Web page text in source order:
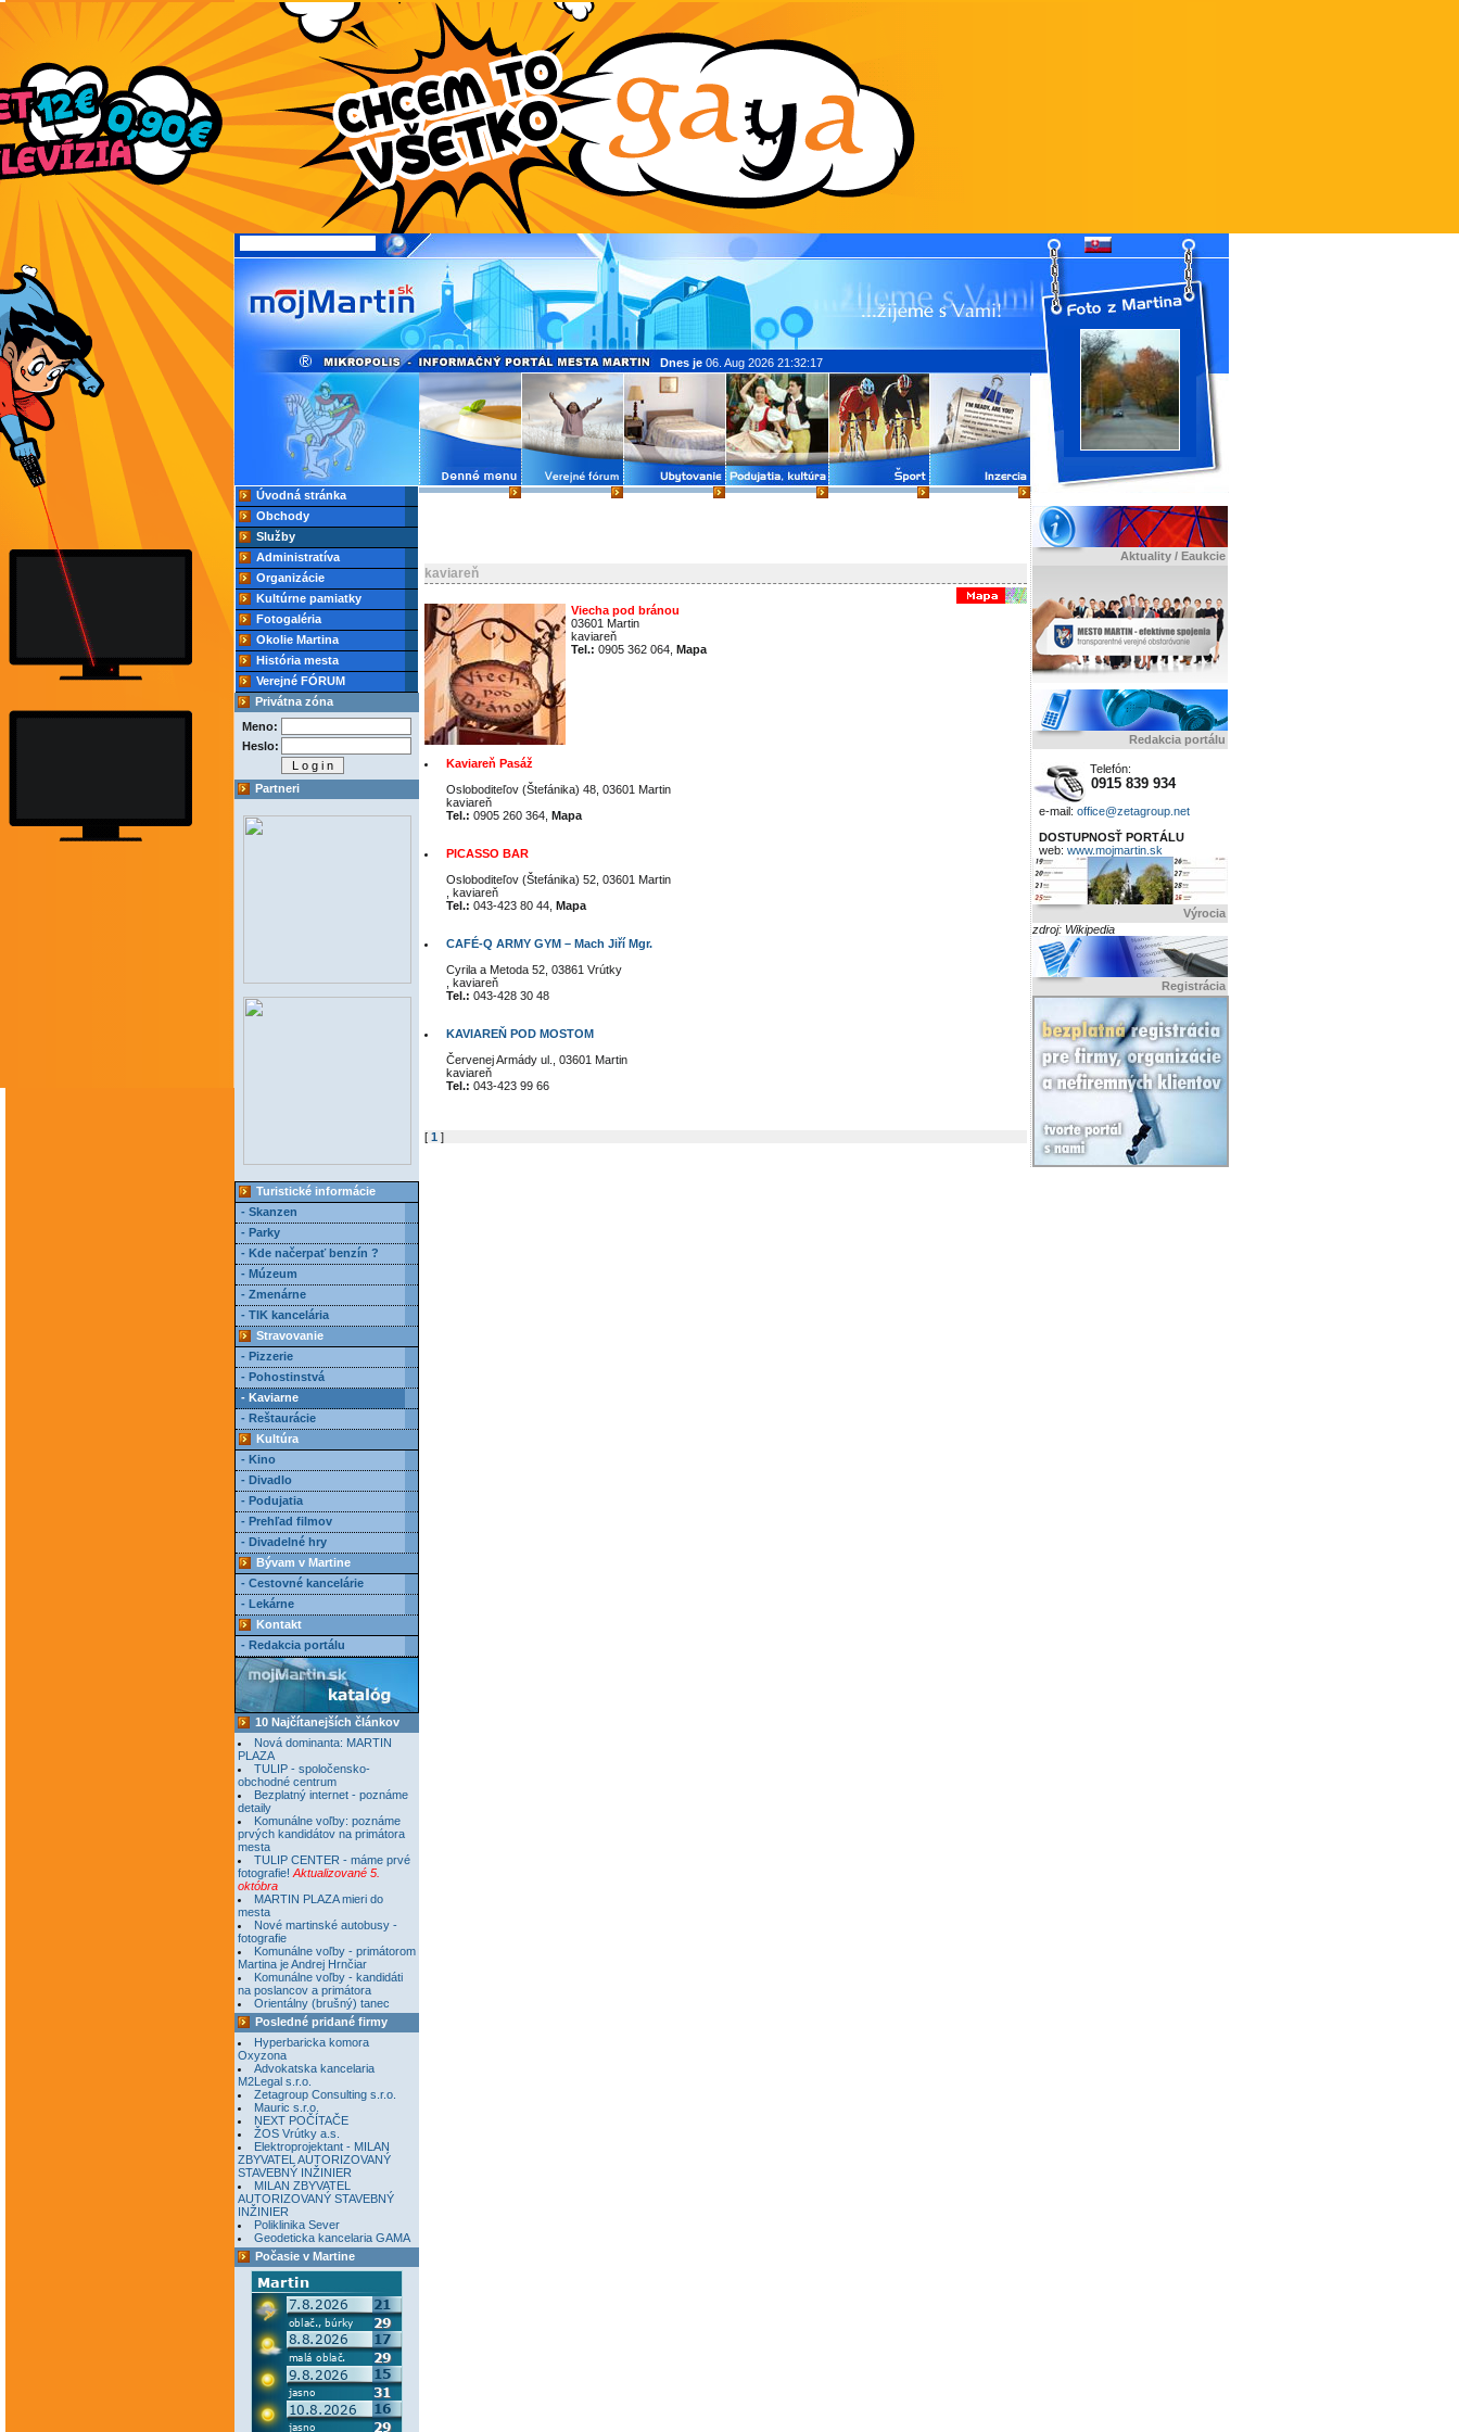
Úvodná stránka
Obchody
Služby
Administratíva
Organizácie
Kultúrne pamiatky
Fotogaléria
Okolie Martina
História mesta
Verejné FÓRUM
Privátna zóna
Meno:
Heslo:
Partneri
Turistické informácie
- Skanzen
- Parky
- Kde načerpať benzín ?
- Múzeum
- Zmenárne
- TIK kancelária
Stravovanie
- Pizzerie
- Pohostinstvá
- Kaviarne
- Reštaurácie
Kultúra
- Kino
- Divadlo
- Podujatia
- Prehľad filmov
- Divadelné hry
Bývam v Martine
- Cestovné kancelárie
- Lekárne
Kontakt
- Redakcia portálu
10 Najčítanejších článkov
Nová dominanta: MARTIN
PLAZA
TULIP - spoločensko-
obchodné centrum
Bezplatný internet - poznáme
detaily
Komunálne voľby: poznáme
prvých kandidátov na primátora
mesta
TULIP CENTER - máme prvé
fotografie! Aktualizované 5.
októbra
MARTIN PLAZA mieri do
mesta
Nové martinské autobusy -
fotografie
Komunálne voľby - primátorom
Martina je Andrej Hrnčiar
Komunálne voľby - kandidáti
na poslancov a primátora
Orientálny (brušný) tanec
Posledné pridané firmy
Hyperbaricka komora
Oxyzona
Advokatska kancelaria
M2Legal s.r.o.
Zetagroup Consulting s.r.o.
Mauric s.r.o.
NEXT POČÍTAČE
ŽOS Vrútky a.s.
Elektroprojektant - MILAN
ZBYVATEL AUTORIZOVANÝ
STAVEBNÝ INŽINIER
MILAN ZBYVATEL
AUTORIZOVANÝ STAVEBNÝ
INŽINIER
Poliklinika Sever
Geodeticka kancelaria GAMA
Počasie v Martine
Aktuality / Eaukcie
Redakcia portálu
Telefón:
0915 839 934
e-mail: office@zetagroup.net
DOSTUPNOSŤ PORTÁLU
web: www.mojmartin.sk
Výrocia
zdroj: Wikipedia
Registrácia
Dnes je 06. Aug 2026 21:32:17
kaviareň
Viecha pod bránou
03601 Martin
kaviareň
Tel.: 0905 362 064, Mapa
Kaviareň Pasáž
Osloboditeľov (Štefánika) 48, 03601 Martin
kaviareň
Tel.: 0905 260 364, Mapa
PICASSO BAR
Osloboditeľov (Štefánika) 52, 03601 Martin
, kaviareň
Tel.: 043-423 80 44, Mapa
CAFÉ-Q ARMY GYM – Mach Jiří Mgr.
Cyrila a Metoda 52, 03861 Vrútky
, kaviareň
Tel.: 043-428 30 48
KAVIAREŇ POD MOSTOM
Červenej Armády ul., 03601 Martin
kaviareň
Tel.: 043-423 99 66
[ 1 ]